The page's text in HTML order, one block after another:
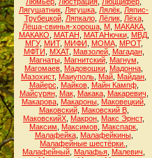
Лягушатник Лягушка Лялёк Ляпис-
Трубецкой, Ляпкало, Лёлик, Лёха,
Лёша-свинья-хороша, М, МАКАКА,
МАКАКО
МАТАН МАТАНючки, МВД,
МГУ, МИТ, МИФИ МОМА, МРОТ,
МФТИ
МХАТ, Мавзолей, Магадан,
Магнаты, Магнитский, Магнум
Магомаев Мадовошки Мадонна
Мазохист, Маиуполь Май Майдан
Майерс
Майков, Майн Кампф,
Майсурян, Мак, Макака, Макаревич
Макарова Макароны Маковецкий
Маковский, Маковский В,
МаковскийХ Макрон Макс Эрнст,
Максим
Максимов Макспарк
Малафейка, Малафейкины,
Малафейные шестёрки.
Малафейный Малафья Малевич